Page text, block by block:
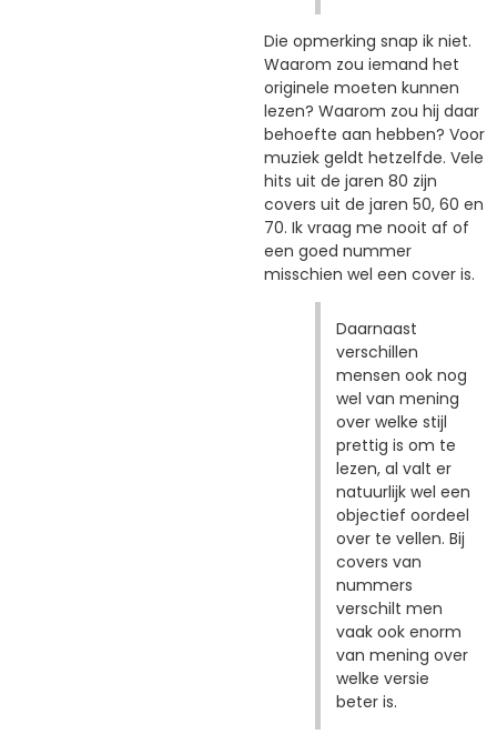
Die opmerking snap ik niet.
Waarom zou iemand het
originele moeten kunnen
lezen? Waarom zou hij daar
behoefte aan hebben? Voor
muziek geldt hetzelfde. Vele
hits uit de jaren 80 zijn
covers uit de jaren 50, 60 en
70. Ik vraag me nooit af of
een goed nummer
misschien wel een cover is.
Daarnaast
verschillen
mensen ook nog
wel van mening
over welke stijl
prettig is om te
lezen, al valt er
natuurlijk wel een
objectief oordeel
over te vellen. Bij
covers van
nummers
verschilt men
vaak ook enorm
van mening over
welke versie
beter is.